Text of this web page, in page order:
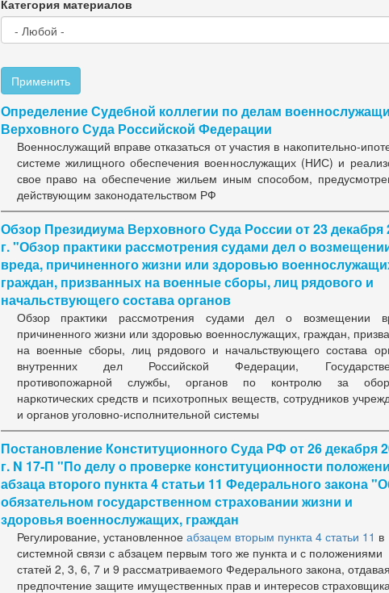
Категория материалов
Применить
Определение Судебной коллегии по делам
Верховного Суда Российской Федерации
Военнослужащий вправе отказаться от участия в накопительно-
системе жилищного обеспечения военнослужащих (НИС) и
свое право на обеспечение жильем иным способом,
действующим законодательством РФ
Обзор Президиума Верховного Суда России от 23 декабря
г. "Обзор практики рассмотрения судами дел о
вреда, причиненного жизни или здоровью
граждан, призванных на военные сборы, лиц рядового и
начальствующего состава органов
Обзор практики рассмотрения судами дел о возмещении
причиненного жизни или здоровью военнослужащих, граждан,
на военные сборы, лиц рядового и начальствующего состава
внутренних дел Российской Федерации,
противопожарной службы, органов по контролю за
наркотических средств и психотропных веществ, сотрудников
и органов уголовно-исполнительной системы
Постановление Конституционного Суда РФ от 26 декабря
г. N 17-П "По делу о проверке конституционности
абзаца второго пункта 4 статьи 11 Федерального закона
обязательном государственном страховании жизни и
здоровья военнослужащих, граждан
Регулирование, установленное абзацем вторым пункта 4 статьи 11 в
системной связи с абзацем первым того же пункта и с положениями
статей 2, 3, 6, 7и 9 рассматриваемого Федерального закона, отдавая
предпочтение защите имущественных прав и интересов